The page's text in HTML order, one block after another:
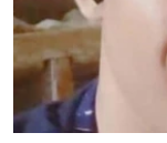
RADIO MARTÍ
ESPECIALES
ESPECIALES
LA REALIDAD DE
MULTIMEDIA
EDITORIALES